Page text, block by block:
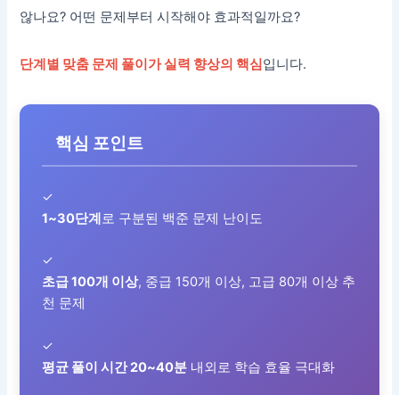
않나요? 어떤 문제부터 시작해야 효과적일까요?
단계별 맞춤 문제 풀이가 실력 향상의 핵심입니다.
핵심 포인트
✓
1~30단계로 구분된 백준 문제 난이도
✓
초급 100개 이상, 중급 150개 이상, 고급 80개 이상 추
천 문제
✓
평균 풀이 시간 20~40분 내외로 학습 효율 극대화